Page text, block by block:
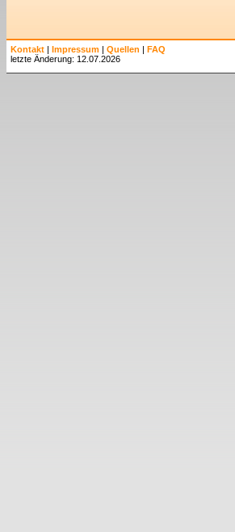
Kontakt | Impressum | Quellen | FAQ
letzte Änderung: 12.07.2026